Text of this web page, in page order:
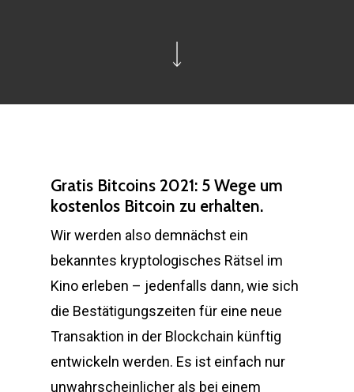
Gratis Bitcoins 2021: 5 Wege um
kostenlos Bitcoin zu erhalten.
Wir werden also demnächst ein
bekanntes kryptologisches Rätsel im
Kino erleben – jedenfalls dann, wie sich
die Bestätigungszeiten für eine neue
Transaktion in der Blockchain künftig
entwickeln werden. Es ist einfach nur
unwahrscheinlicher als bei einem